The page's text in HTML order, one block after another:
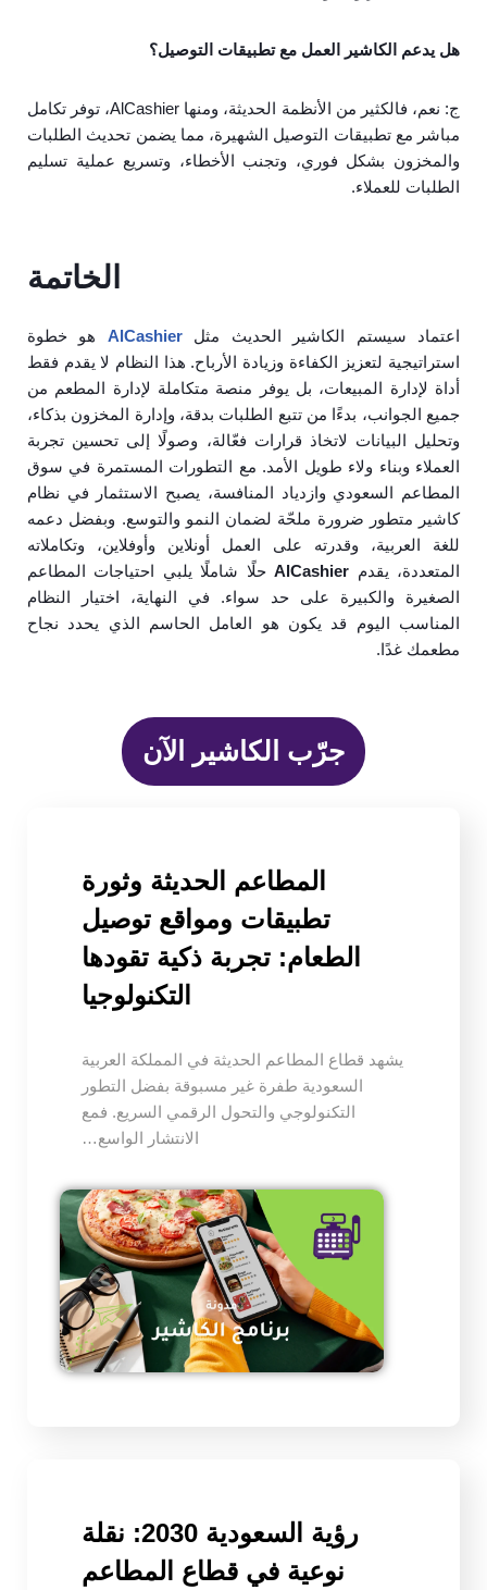
هل يدعم الكاشير العمل مع تطبيقات التوصيل؟
ج: نعم، فالكثير من الأنظمة الحديثة، ومنها AlCashier، توفر تكامل
مباشر مع تطبيقات التوصيل الشهيرة، مما يضمن تحديث الطلبات
والمخزون بشكل فوري، وتجنب الأخطاء، وتسريع عملية تسليم
الطلبات للعملاء.
الخاتمة
اعتماد سيستم الكاشير الحديث مثلAlCashier هو خطوة
استراتيجية لتعزيز الكفاءة وزيادة الأرباح. هذا النظام لا يقدم فقط
أداة لإدارة المبيعات، بل يوفر منصة متكاملة لإدارة المطعم من
جميع الجوانب، بدءًا من تتبع الطلبات بدقة، وإدارة المخزون بذكاء،
وتحليل البيانات لاتخاذ قرارات فعّالة، وصولًا إلى تحسين تجربة
العملاء وبناء ولاء طويل الأمد. مع التطورات المستمرة في سوق
المطاعم السعودي وازدياد المنافسة، يصبح الاستثمار في نظام
كاشير متطور ضرورة ملحّة لضمان النمو والتوسع. وبفضل دعمه
للغة العربية، وقدرته على العمل أونلاين وأوفلاين، وتكاملاته
المتعددة، يقدم AlCashierحلًا شاملًا يلبي احتياجات المطاعم
الصغيرة والكبيرة على حد سواء. في النهاية، اختيار النظام
المناسب اليوم قد يكون هو العامل الحاسم الذي يحدد نجاح
مطعمك غدًا.
جرّب الكاشير الآن
المطاعم الحديثة وثورة
تطبيقات ومواقع توصيل
الطعام: تجربة ذكية تقودها
التكنولوجيا
يشهد قطاع المطاعم الحديثة في المملكة العربية
السعودية طفرة غير مسبوقة بفضل التطور
التكنولوجي والتحول الرقمي السريع. فمع
الانتشار الواسع…
رؤية السعودية 2030: نقلة
نوعية في قطاع المطاعم